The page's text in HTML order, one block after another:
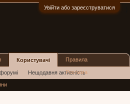
Увійти або зареєструватися
Користувачі
Нещодавня активність
Правила
Реклама